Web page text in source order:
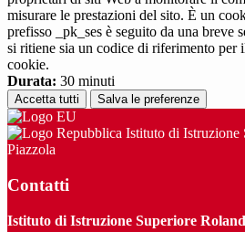
misurare le prestazioni del sito. È un
prefisso _pk_ses è seguito da una breve
si ritiene sia un codice di riferimento per
cookie.
Durata: 30 minuti
Accetta tutti Salva le preferenze
Istituto di Istruzione
Piazzola
Contatti
Istituto di Istruzione Superiore